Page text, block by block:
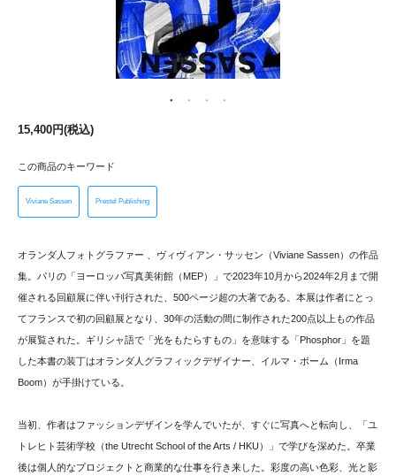
15,400円(税込)
この商品のキーワード
Viviane Sassen Prestel Publishing
オランダ人フォトグラファー 、ヴィヴィアン・サッセン（Viviane Sassen）の作品
集。パリの「ヨーロッパ写真美術館（MEP）」で2023年10月から2024年2月まで開
催される回顧展に伴い刊行された、500ページ超の大著である。本展は作者にとっ
てフランスで初の回顧展となり、30年の活動の間に制作された200点以上もの作品
が展覧された。ギリシャ語で「光をもたらすもの」を意味する「Phosphor」を題
した本書の装丁はオランダ人グラフィックデザイナー、イルマ・ボーム（Irma
Boom）が手掛けている。
当初、作者はファッションデザインを学んでいたが、すぐに写真へと転向し、「ユ
トレヒト芸術学校（the Utrecht School of the Arts / HKU）」で学びを深めた。卒業
後は個人的なプロジェクトと商業的な仕事を行き来した。彩度の高い色彩、光と影